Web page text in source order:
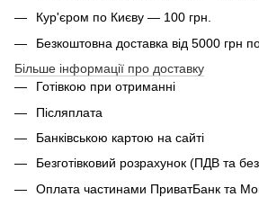
Кур'єром по Києву — 100 грн.
Безкоштовна доставка від 5000 грн по
Більше інформації про доставку
Готівкою при отриманні
Післяплата
Банківською картою на сайті
Безготівковий розрахунок (ПДВ та
Оплата частинами ПриватБанк та